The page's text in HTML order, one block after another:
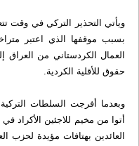
ويأتي التحذير التركي في وقت
بسبب موقفها الذي اعتبر
العمال الكردستاني من العراق
حقوق للأقلية الكردية.
أتوا من مخيم للاجئين الأكراد
العائدين بهتافات مؤيدة لحزب